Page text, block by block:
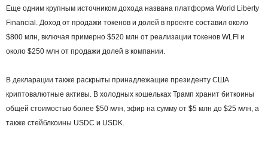
Еще одним крупным источником дохода названа платформа World Liberty
Financial. Доход от продажи токенов и долей в проекте составил около
$800 млн, включая примерно $520 млн от реализации токенов WLFI и
около $250 млн от продажи долей в компании.
В декларации также раскрыты принадлежащие президенту США
криптовалютные активы. В холодных кошельках Трамп хранит биткоины
общей стоимостью более $50 млн, эфир на сумму от $5 млн до $25 млн, а
также стейблкоины USDC и USDK.